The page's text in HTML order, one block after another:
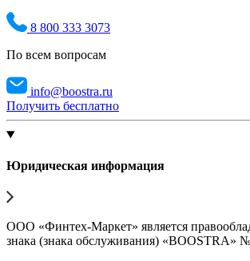
8 800 333 3073
По всем вопросам
info@boostra.ru
Получить бесплатно
Юридическая информация
ООО «Финтех-Маркет» является
знака (знака обслуживания) «BOOSTRA»